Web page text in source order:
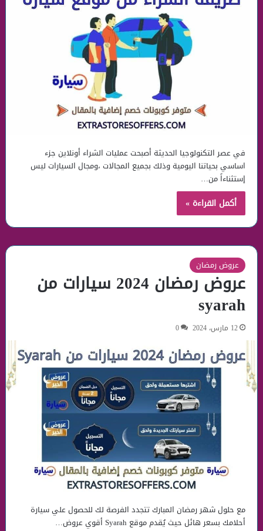
في عصر التكنولوجيا الحديثة أصبحت عمليات الشراء أونلاين جزء
اساسي بحياتنا اليومية وذلك بجميع المجالات ،ومجال السيارات ليس
إستثناءاً من…
أكمل القراءة »
عروض رمضان
عروض رمضان 2024 سيارات من
syarah
12 مارس، 2024 0
مع حلول شهر رمضان المبارك تتجدد الفرصة لك للحصول علي سيارة
أحلامك بسعر هائل حيث يُقدم موقع Syarah أقوي عروض…